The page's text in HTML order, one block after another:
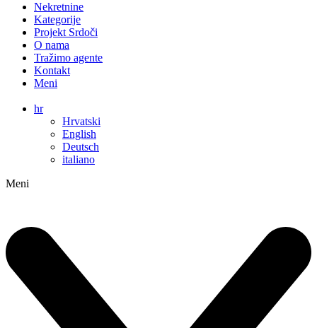
Nekretnine
Kategorije
Projekt Srdoči
O nama
Tražimo agente
Kontakt
Meni
hr
Hrvatski
English
Deutsch
italiano
Meni